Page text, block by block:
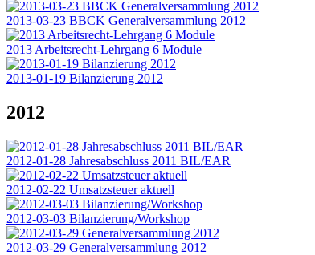
2013-03-23 BBCK Generalversammlung 2012
2013 Arbeitsrecht-Lehrgang 6 Module
2013-01-19 Bilanzierung 2012
2012
2012-01-28 Jahresabschluss 2011 BIL/EAR
2012-02-22 Umsatzsteuer aktuell
2012-03-03 Bilanzierung/Workshop
2012-03-29 Generalversammlung 2012